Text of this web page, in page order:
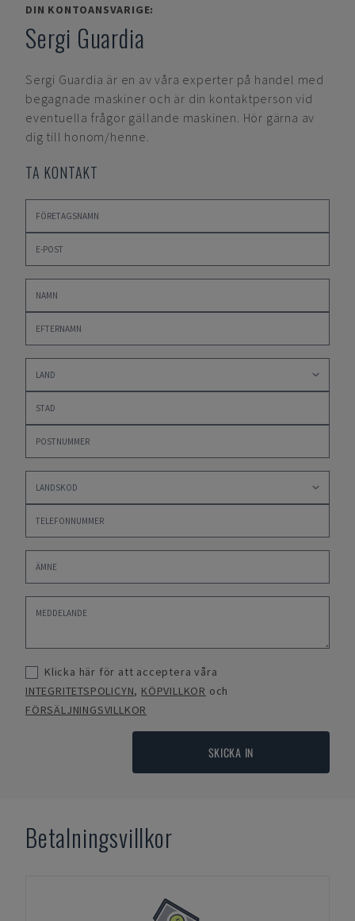
DIN KONTOANSVARIGE:
Sergi Guardia
Sergi Guardia är en av våra experter på handel med
begagnade maskiner och är din kontaktperson vid
eventuella frågor gällande maskinen. Hör gärna av
dig till honom/henne.
TA KONTAKT
Klicka här för att acceptera våra
INTEGRITETSPOLICYN, KÖPVILLKOR och
FÖRSÄLJNINGSVILLKOR
SKICKA IN
Betalningsvillkor